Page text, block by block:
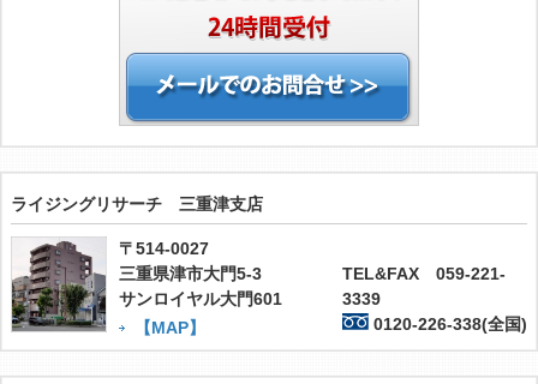
ライジングリサーチ 三重津支店
〒514-0027
三重県津市大門5-3
サンロイヤル大門601
【MAP】
TEL&FAX 059-221-
3339
0120-226-338(全国)